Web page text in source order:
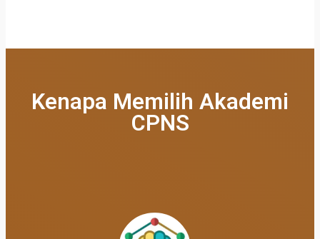
Kenapa Memilih Akademi
CPNS